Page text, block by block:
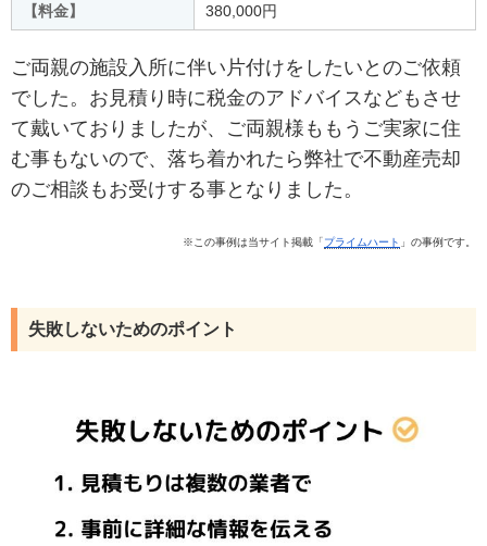
【料金】 380,000円
ご両親の施設入所に伴い片付けをしたいとのご依頼
でした。お見積り時に税金のアドバイスなどもさせ
て戴いておりましたが、ご両親様ももうご実家に住
む事もないので、落ち着かれたら弊社で不動産売却
のご相談もお受けする事となりました。
※この事例は当サイト掲載 「プライムハート 」 の事例です。
失敗しないためのポイント